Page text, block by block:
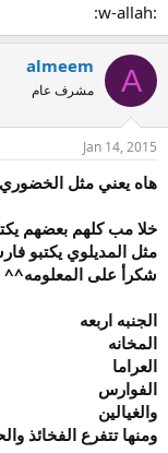
:w-allah:
A
almeem
مشرف عام
Jan 14, 2015
هاه يعني مثل
خلا مب كلهم بعضهم
مثل المديلوي يكتبو
شكرأ على المعلومه^^
الجنبه اربعه
المخانه
العراما
الفوارس
والغيالين
ومنها تتفرع الفخائذ